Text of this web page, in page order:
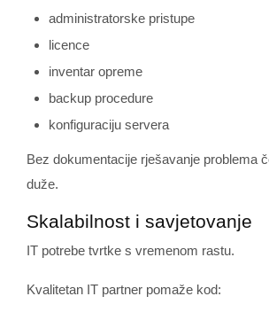
administratorske pristupe
licence
inventar opreme
backup procedure
konfiguraciju servera
Bez dokumentacije rješavanje problema
duže.
Skalabilnost i savjetovanje
IT potrebe tvrtke s vremenom rastu.
Kvalitetan IT partner pomaže kod: